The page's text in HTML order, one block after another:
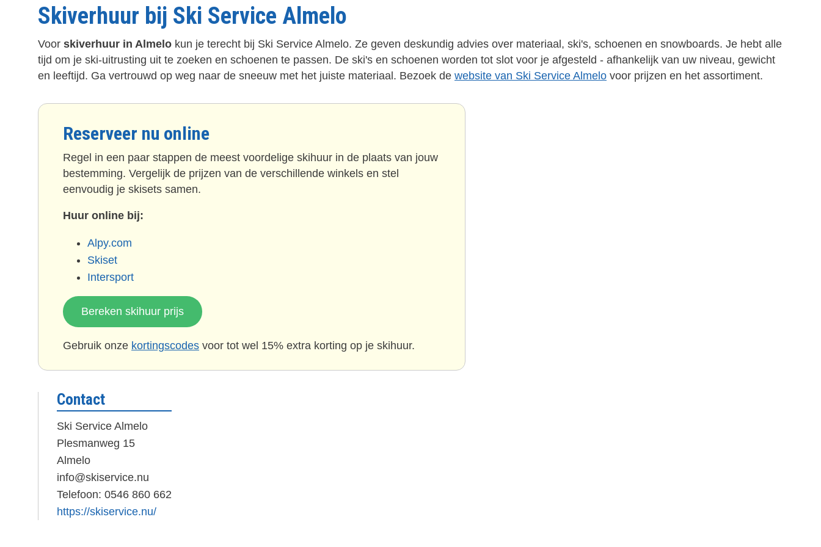
Skiverhuur bij Ski Service Almelo
Voor skiverhuur in Almelo kun je terecht bij Ski Service Almelo. Ze geven deskundig advies over materiaal, ski's, schoenen en snowboards. Je hebt alle
tijd om je ski-uitrusting uit te zoeken en schoenen te passen. De ski's en schoenen worden tot slot voor je afgesteld - afhankelijk van uw niveau, gewicht
en leeftijd. Ga vertrouwd op weg naar de sneeuw met het juiste materiaal. Bezoek de website van Ski Service Almelo voor prijzen en het assortiment.
Reserveer nu online
Regel in een paar stappen de meest voordelige skihuur in de plaats van jouw
bestemming. Vergelijk de prijzen van de verschillende winkels en stel
eenvoudig je skisets samen.
Huur online bij:
Alpy.com
Skiset
Intersport
Bereken skihuur prijs
Gebruik onze kortingscodes voor tot wel 15% extra korting op je skihuur.
Contact
Ski Service Almelo
Plesmanweg 15
Almelo
info@skiservice.nu
Telefoon: 0546 860 662
https://skiservice.nu/